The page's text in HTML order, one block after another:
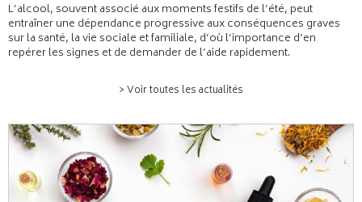
L’alcool, souvent associé aux moments festifs de l’été, peut
entraîner une dépendance progressive aux conséquences graves
sur la santé, la vie sociale et familiale, d’où l’importance d’en
repérer les signes et de demander de l’aide rapidement.
> Voir toutes les actualités